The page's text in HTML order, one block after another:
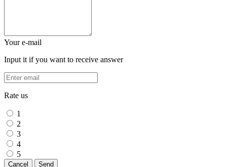
Your e-mail
Input it if you want to receive answer
Rate us
1
2
3
4
5
Cancel Send